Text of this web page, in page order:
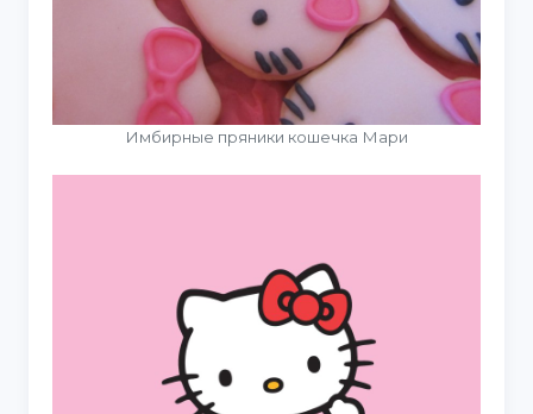
Имбирные пряники кошечка Мари